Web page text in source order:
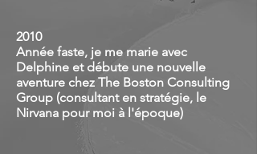
2010
Année faste, je me marie avec
Delphine et débute une nouvelle
aventure chez The Boston Consulting
Group (consultant en stratégie, le
Nirvana pour moi à l'époque)